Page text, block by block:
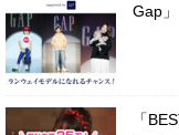
Gap
「